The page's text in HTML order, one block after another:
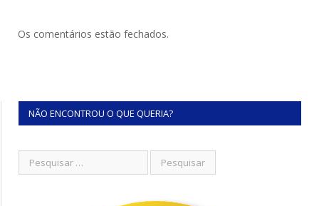
Os comentários estão fechados.
NÃO ENCONTROU O QUE QUERIA?